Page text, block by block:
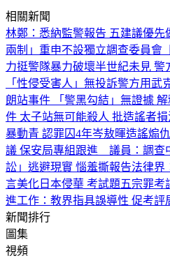
相關新聞
林鄭：悉納監警報告 五建議優先
兩制」 重申不設獨立調查委員會
力挺警隊暴力破壞半世紀未見 警
「性侵受害人」無投訴警方用武
朗站事件 「警黑勾結」無證據
件 太子站無可能殺人 批造謠者
暴動青 認罪囚4年岑敖暉造謠煽
議 保安局專組跟進 議員：調查
訟」逃避現實 惱羞撕報告法律界
言美化日本侵華 考試題五宗罪考
進工作： 教界指具誤導性 促考評
新聞排行
圖集
視頻